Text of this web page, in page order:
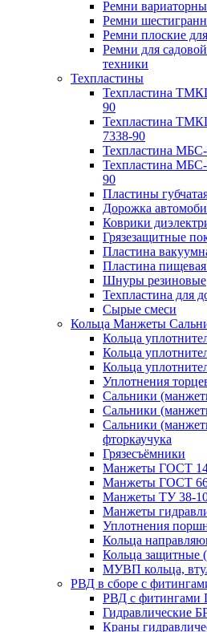
Ремни
Ремни
Ремни плоские
Ремни для
техники
Техпластины
Техпластина
90
Техпластина
7338-90
Техпластина
Техпластина
90
Пластины
Дорожка
Коврики
Грязезащитные
Пластина
Пластина
Шнуры резиновые
Техпластина для
Сырые смеси
Кольца Манжеты
Кольца
Кольца
Кольца
Уплотнения
Сальники
Сальники
Сальники
фторкаучука
Грязесъёмники
Манжеты ГОСТ
Манжеты ГОСТ
Манжеты ТУ 38-
Манжеты
Уплотнения
Кольца
Кольца
МУВП кольца,
РВД в сборе с
РВД с фитингами
Гидравлические
Краны